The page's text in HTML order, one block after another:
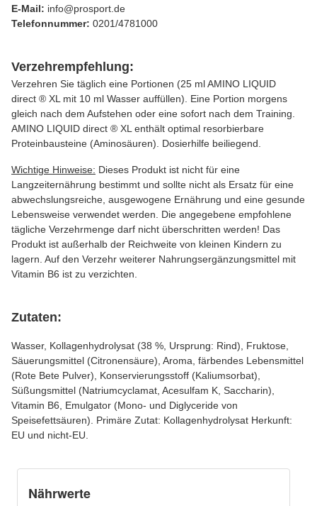
E-Mail: info@prosport.de
Telefonnummer: 0201/4781000
Verzehrempfehlung:
Verzehren Sie täglich eine Portionen (25 ml AMINO LIQUID
direct ® XL mit 10 ml Wasser auffüllen). Eine Portion morgens
gleich nach dem Aufstehen oder eine sofort nach dem Training.
AMINO LIQUID direct ® XL enthält optimal resorbierbare
Proteinbausteine (Aminosäuren). Dosierhilfe beiliegend.
Wichtige Hinweise: Dieses Produkt ist nicht für eine
Langzeiternährung bestimmt und sollte nicht als Ersatz für eine
abwechslungsreiche, ausgewogene Ernährung und eine gesunde
Lebensweise verwendet werden. Die angegebene empfohlene
tägliche Verzehrmenge darf nicht überschritten werden! Das
Produkt ist außerhalb der Reichweite von kleinen Kindern zu
lagern. Auf den Verzehr weiterer Nahrungsergänzungsmittel mit
Vitamin B6 ist zu verzichten.
Zutaten:
Wasser, Kollagenhydrolysat (38 %, Ursprung: Rind), Fruktose,
Säuerungsmittel (Citronensäure), Aroma, färbendes Lebensmittel
(Rote Bete Pulver), Konservierungsstoff (Kaliumsorbat),
Süßungsmittel (Natriumcyclamat, Acesulfam K, Saccharin),
Vitamin B6, Emulgator (Mono- und Diglyceride von
Speisefettsäuren). Primäre Zutat: Kollagenhydrolysat Herkunft:
EU und nicht-EU.
Nährwerte